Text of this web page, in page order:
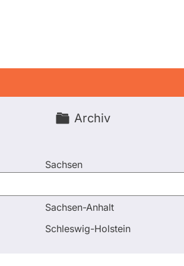
Sachsen
Sachsen-Anhalt
Schleswig-Holstein
Archiv